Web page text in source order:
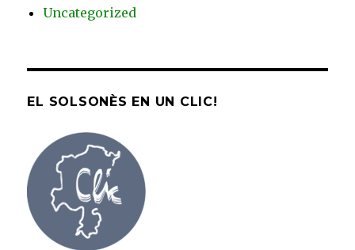
Uncategorized
EL SOLSONÈS EN UN CLIC!